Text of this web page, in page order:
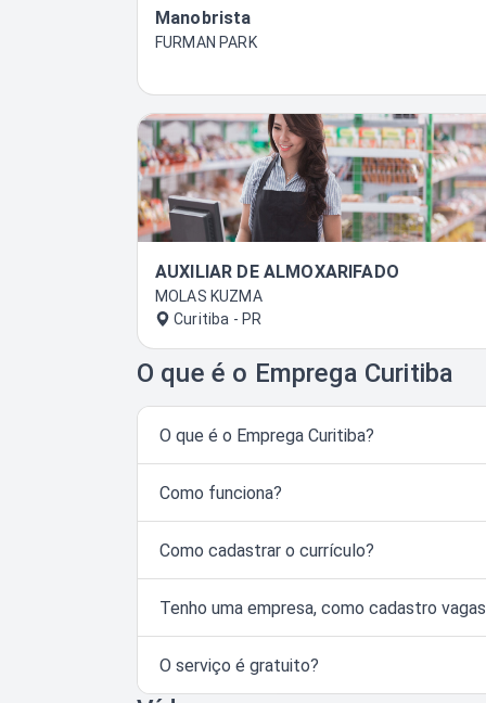
Manobrista
FURMAN PARK
AUXILIAR DE ALMOXARIFADO
MOLAS KUZMA
Curitiba - PR
O que é o Emprega Curitiba
O que é o Emprega Curitiba?
Como funciona?
Como cadastrar o currículo?
Tenho uma empresa, como cadastro
O serviço é gratuito?